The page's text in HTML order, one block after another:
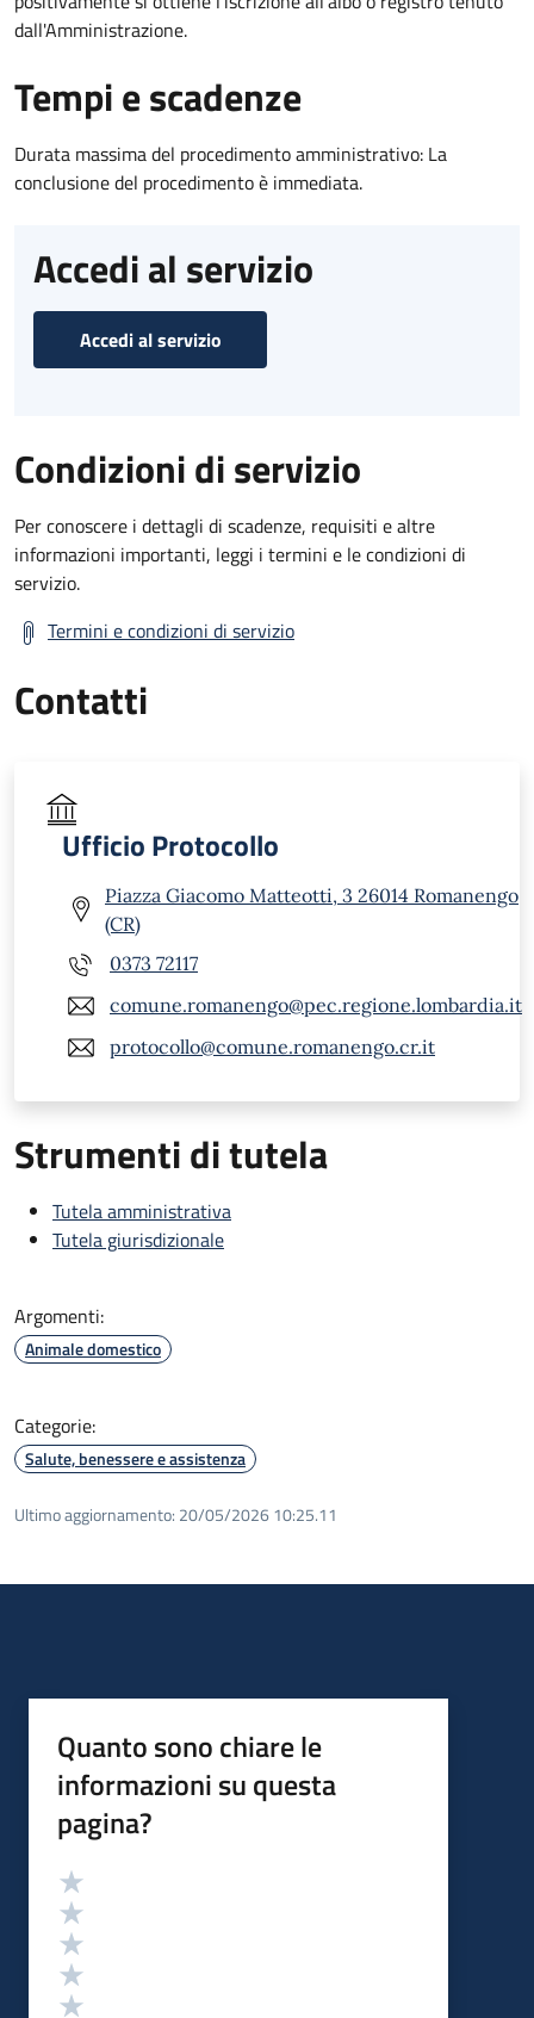
dall'Amministrazione.
Tempi e scadenze
Durata massima del procedimento amministrativo: La
conclusione del procedimento è immediata.
Accedi al servizio
Accedi al servizio
Condizioni di servizio
Per conoscere i dettagli di scadenze, requisiti e altre
informazioni importanti, leggi i termini e le condizioni di
servizio.
Termini e condizioni di servizio
Contatti
Ufficio Protocollo
Piazza Giacomo Matteotti, 3 26014 Romanengo
(CR)
0373 72117
comune.romanengo@pec.regione.lombardia.it
protocollo@comune.romanengo.cr.it
Strumenti di tutela
Tutela amministrativa
Tutela giurisdizionale
Argomenti:
Animale domestico
Categorie:
Salute, benessere e assistenza
Ultimo aggiornamento: 20/05/2026 10:25.11
Quanto sono chiare le
informazioni su questa
pagina?
Valutazione